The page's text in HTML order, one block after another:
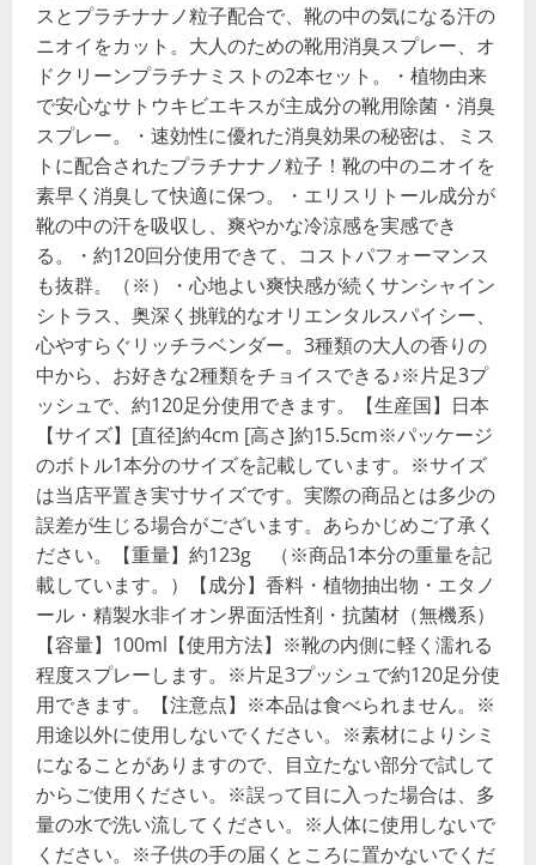
スとプラチナナノ粒子配合で、靴の中の気になる汗の
ニオイをカット。大人のための靴用消臭スプレー、オ
ドクリーンプラチナミストの2本セット。・植物由来
で安心なサトウキビエキスが主成分の靴用除菌・消臭
スプレー。・速効性に優れた消臭効果の秘密は、ミス
トに配合されたプラチナナノ粒子！靴の中のニオイを
素早く消臭して快適に保つ。・エリスリトール成分が
靴の中の汗を吸収し、爽やかな冷涼感を実感でき
る。・約120回分使用できて、コストパフォーマンス
も抜群。（※）・心地よい爽快感が続くサンシャイン
シトラス、奥深く挑戦的なオリエンタルスパイシー、
心やすらぐリッチラベンダー。3種類の大人の香りの
中から、お好きな2種類をチョイスできる♪※片足3プ
ッシュで、約120足分使用できます。【生産国】日本
【サイズ】[直径]約4cm [高さ]約15.5cm※パッケージ
のボトル1本分のサイズを記載しています。※サイズ
は当店平置き実寸サイズです。実際の商品とは多少の
誤差が生じる場合がございます。あらかじめご了承く
ださい。【重量】約123g （※商品1本分の重量を記
載しています。）【成分】香料・植物抽出物・エタノ
ール・精製水非イオン界面活性剤・抗菌材（無機系）
【容量】100ml【使用方法】※靴の内側に軽く濡れる
程度スプレーします。※片足3プッシュで約120足分使
用できます。【注意点】※本品は食べられません。※
用途以外に使用しないでください。※素材によりシミ
になることがありますので、目立たない部分で試して
からご使用ください。※誤って目に入った場合は、多
量の水で洗い流してください。※人体に使用しないで
ください。※子供の手の届くところに置かないでくだ